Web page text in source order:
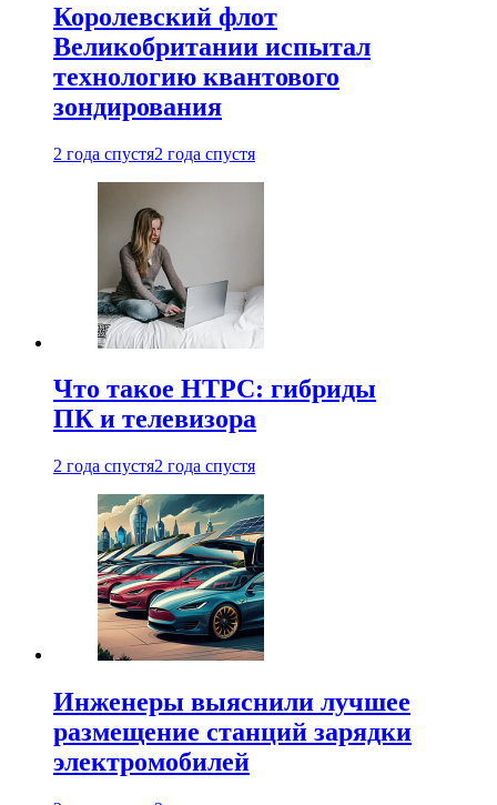
Королевский флот
Великобритании испытал
технологию квантового
зондирования
2 года спустя2 года спустя
Что такое HTPC: гибриды
ПК и телевизора
2 года спустя2 года спустя
Инженеры выяснили лучшее
размещение станций зарядки
электромобилей